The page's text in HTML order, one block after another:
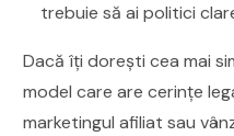
trebuie să ai politici
Dacă îți dorești cea mai
model care are cerințe
marketingul afiliat sau